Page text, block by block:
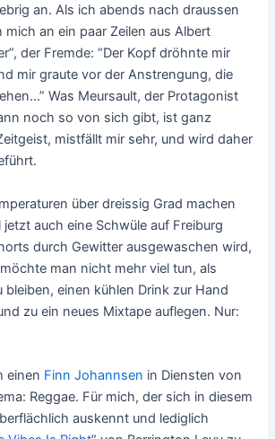
an. Als ich abends nach draussen
mich an ein paar Zeilen aus Albert
der Fremde: “Der Kopf dröhnte mir
mir graute vor der Anstrengung, die
Was Meursault, der Protagonist
noch so von sich gibt, ist ganz
mistfällt mir sehr, und wird daher
über dreissig Grad machen
auch eine Schwüle auf Freiburg
durch Gewitter ausgewaschen wird,
man nicht mehr viel tun, als
bleiben, einen kühlen Drink zur Hand
zu ein neues Mixtape auflegen. Nur:
einen Finn Johannsen in Diensten von
Reggae. Für mich, der sich in diesem
auskennt und lediglich